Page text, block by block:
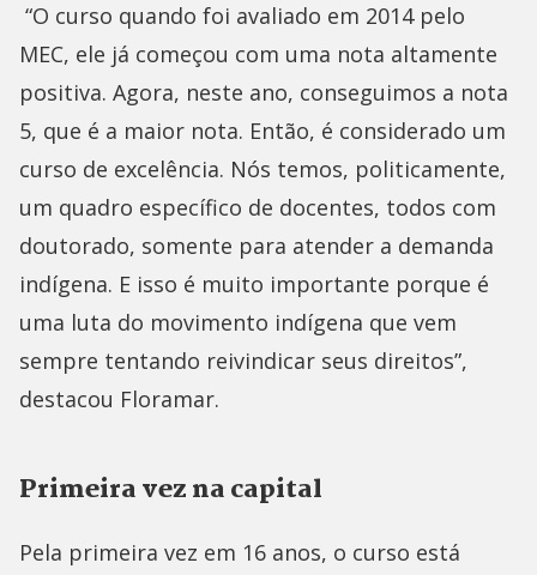
“O curso quando foi avaliado em 2014 pelo
MEC, ele já começou com uma nota altamente
positiva. Agora, neste ano, conseguimos a nota
5, que é a maior nota. Então, é considerado um
curso de excelência. Nós temos, politicamente,
um quadro específico de docentes, todos com
doutorado, somente para atender a demanda
indígena. E isso é muito importante porque é
uma luta do movimento indígena que vem
sempre tentando reivindicar seus direitos”,
destacou Floramar.
Primeira vez na capital
Pela primeira vez em 16 anos, o curso está